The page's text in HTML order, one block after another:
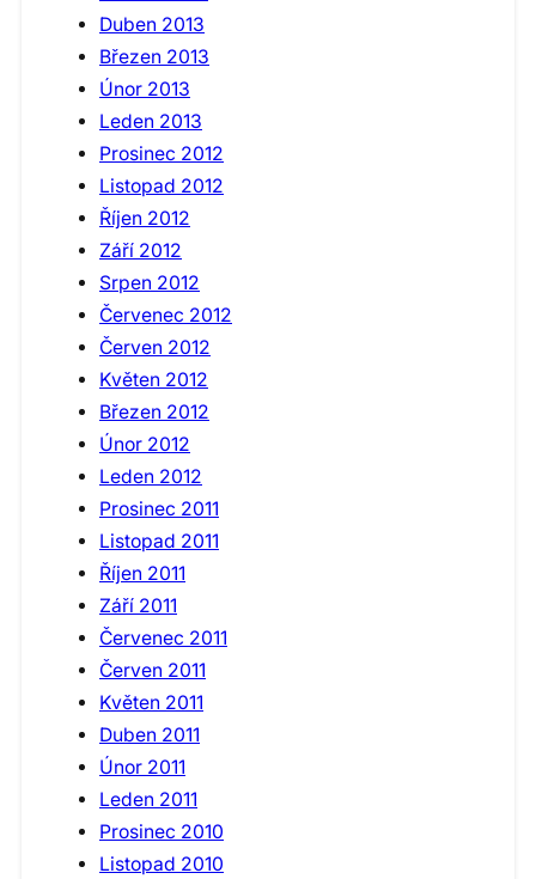
Duben 2013
Březen 2013
Únor 2013
Leden 2013
Prosinec 2012
Listopad 2012
Říjen 2012
Září 2012
Srpen 2012
Červenec 2012
Červen 2012
Květen 2012
Březen 2012
Únor 2012
Leden 2012
Prosinec 2011
Listopad 2011
Říjen 2011
Září 2011
Červenec 2011
Červen 2011
Květen 2011
Duben 2011
Únor 2011
Leden 2011
Prosinec 2010
Listopad 2010